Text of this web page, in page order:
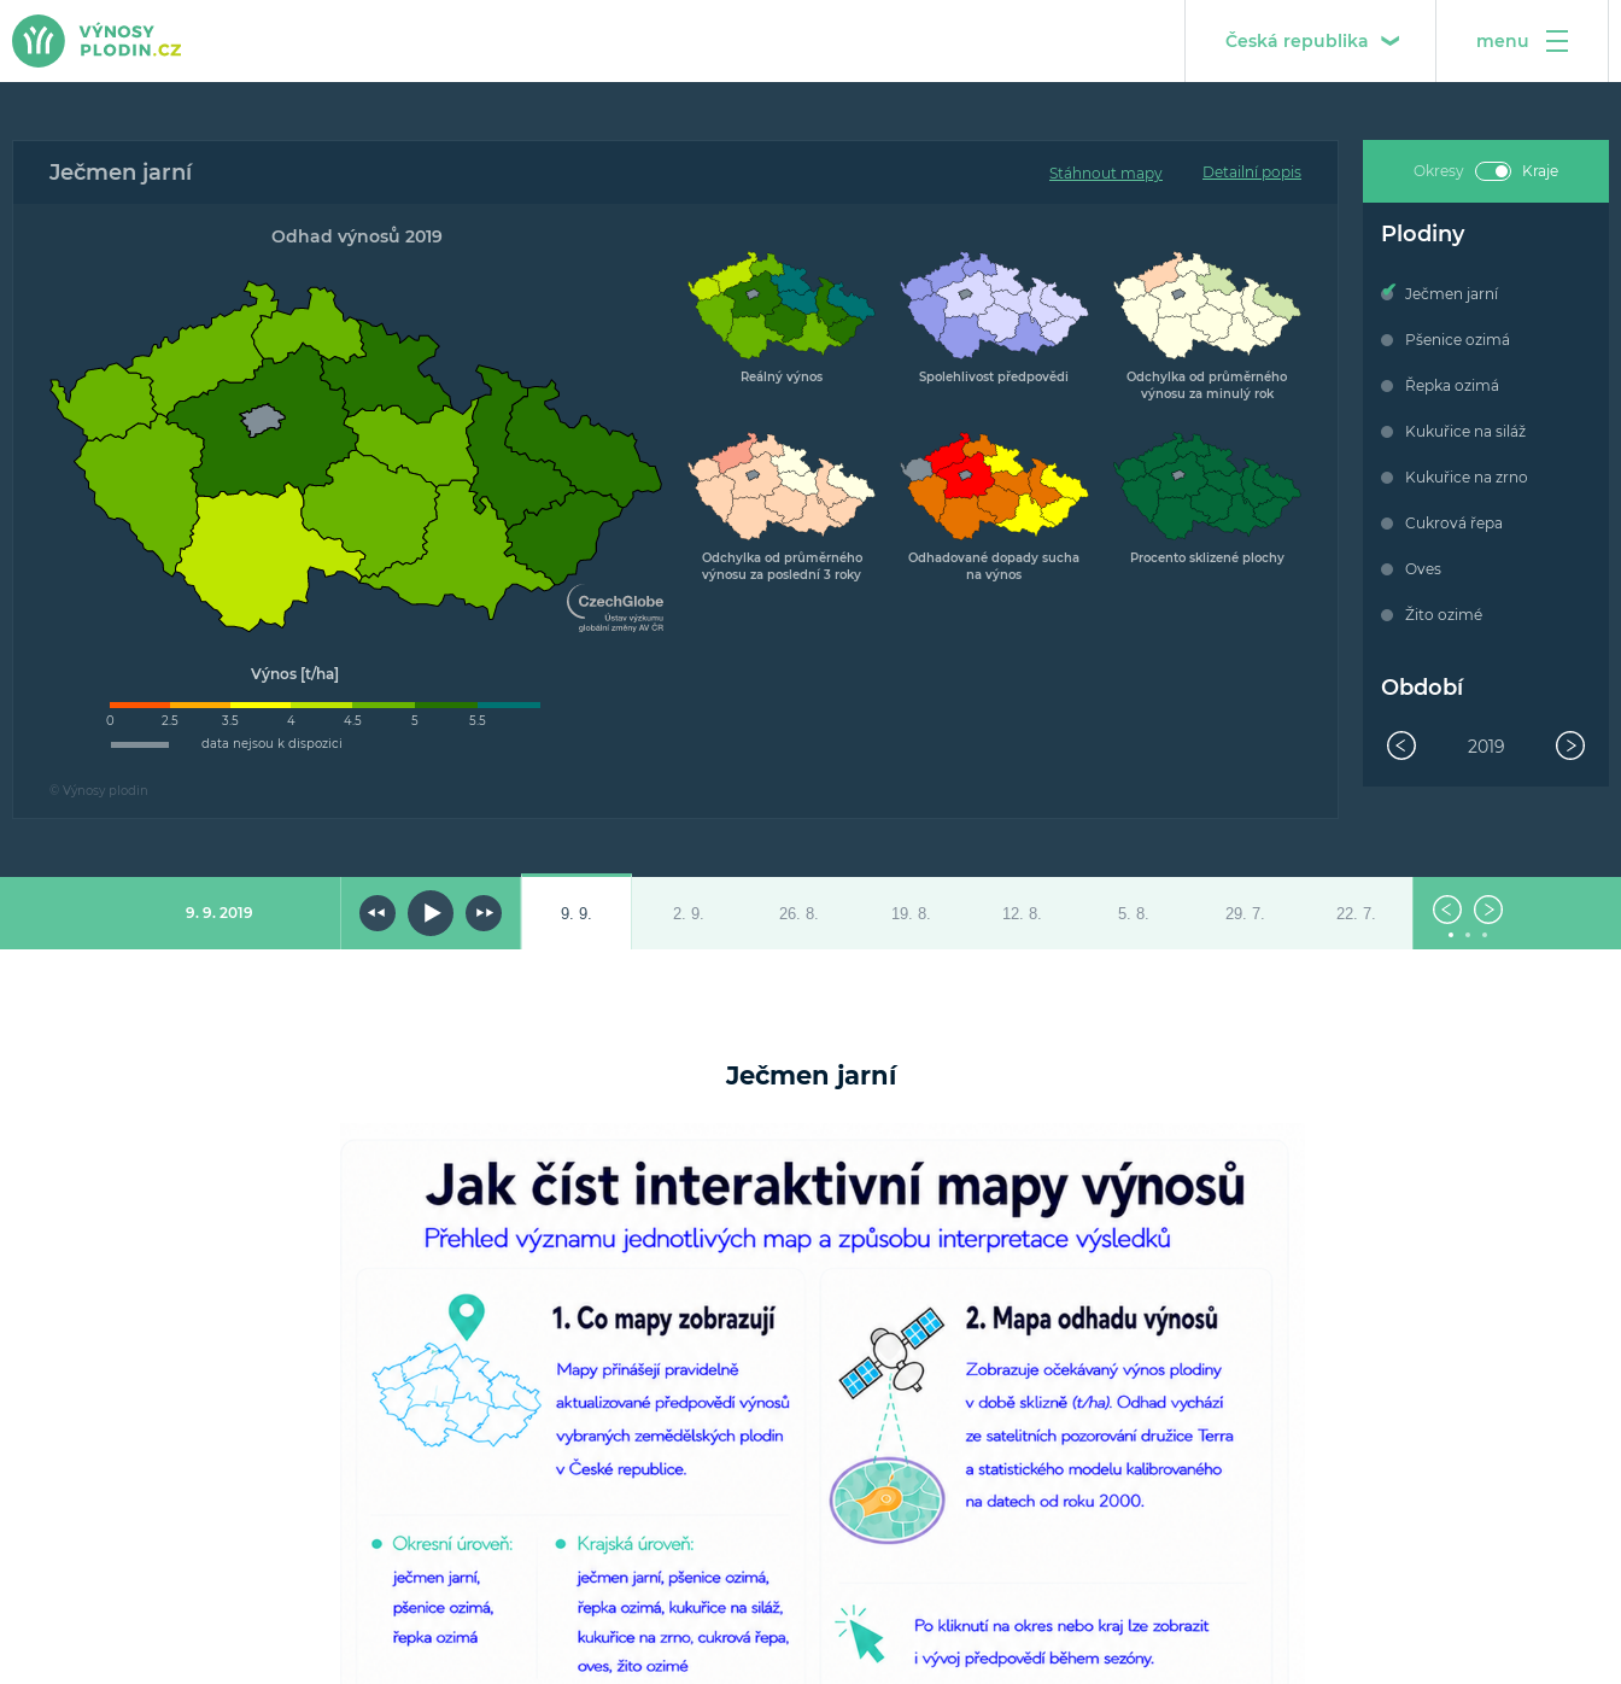
menu
Popis interaktivních map
Popis grafů předpovědí výnosů
Tým projektu
Česká republika
Střední Evropa
Ječmen jarní Detailní popis
Odhad výnosů 2019
Výnos [t/ha]
0 2.5 3.5 4 4.5 5
5.5
data nejsou k dispozici
Reálný výnos Spolehlivost předpovědi
Odchylka od průměrného
výnosu za minulý rok
Odchylka od průměrného
výnosu za poslední 3 roky
Odhadované dopady sucha
na výnos
Procento sklizené plochy
© Výnosy plodin
Okresy Kraje
Plodiny
Ječmen jarní
Pšenice ozimá
Řepka ozimá
Kukuřice na siláž
Kukuřice na zrno
Cukrová řepa
Oves
Žito ozimé
Období
2019
9. 9. 2019 9. 9. 2. 9. 26. 8. 19. 8. 12. 8. 5. 8. 29. 7. 22. 7.
Ječmen jarní